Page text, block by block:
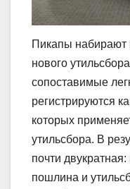
Пикапы набирают
нового
сопоставимые
регистрируются
которых
утильсбора. В
почти
пошлина и